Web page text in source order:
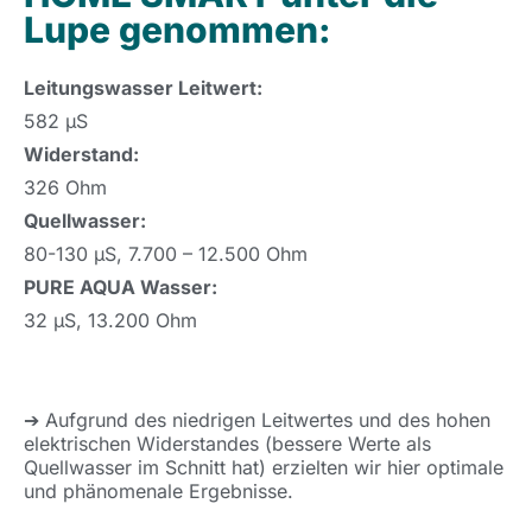
Lupe genommen:
Leitungswasser Leitwert:
582 μS
Widerstand:
326 Ohm
Quellwasser:
80-130 μS, 7.700 – 12.500 Ohm
PURE AQUA Wasser:
32 μS, 13.200 Ohm
➔ Aufgrund des niedrigen Leitwertes und des hohen
elektrischen Widerstandes (bessere Werte als
Quellwasser im Schnitt hat) erzielten wir hier optimale
und phänomenale Ergebnisse.